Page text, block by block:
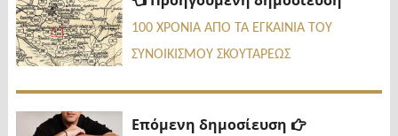
άρθρων
100 ΧΡΌΝΙΑ ΑΠΟ ΤΑ ΕΓΚΑΙΝΙΑ ΤΟΥ
ΣΥΝΟΙΚΙΣΜΟΥ ΣΚΟΥΤΑΡΕΩΣ
Επόμενη δημοσίευση
Επόμενη